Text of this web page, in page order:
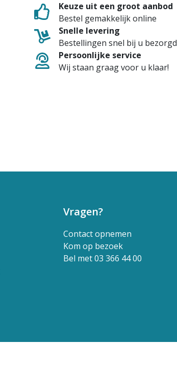
Keuze uit een groot aanbod
Bestel gemakkelijk online
Snelle levering
Bestellingen snel bij u bezorgd
Persoonlijke service
Wij staan graag voor u klaar!
Vragen?
Contact opnemen
Kom op bezoek
Bel met 03 366 44 00